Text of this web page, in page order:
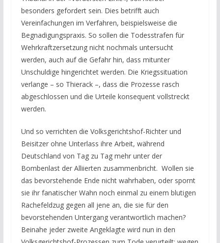
besonders gefordert sein. Dies betrifft auch
Vereinfachungen im Verfahren, beispielsweise die
Begnadigungspraxis. So sollen die Todesstrafen für
Wehrkraftzersetzung nicht nochmals untersucht
werden, auch auf die Gefahr hin, dass mitunter
Unschuldige hingerichtet werden. Die Kriegssituation
verlange – so Thierack –, dass die Prozesse rasch
abgeschlossen und die Urteile konsequent vollstreckt
werden.
Und so verrichten die Volksgerichtshof-Richter und
Beisitzer ohne Unterlass ihre Arbeit, während
Deutschland von Tag zu Tag mehr unter der
Bombenlast der Alliierten zusammenbricht. Wollen sie
das bevorstehende Ende nicht wahrhaben, oder spornt
sie ihr fanatischer Wahn noch einmal zu einem blutigen
Rachefeldzug gegen all jene an, die sie für den
bevorstehenden Untergang verantwortlich machen?
Beinahe jeder zweite Angeklagte wird nun in den